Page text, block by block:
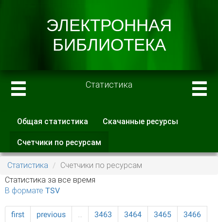
Статистика
Главные вкладки
Общая статистика Скачанные ресурсы
Счетчики по ресурсам
вкладка)
Статистика
Счетчики по ресурсам
Статистика за все время
В формате TSV
first previous … 3463 3464 3465
3466